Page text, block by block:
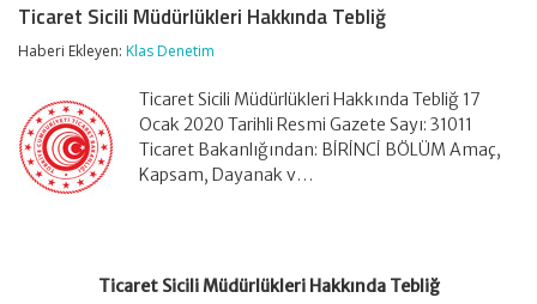
Müdürlükleri
Hakkında
Ticaret Sicili Müdürlükleri Hakkında Tebliğ
Haberi Ekleyen: Klas Denetim
Ticaret Sicili Müdürlükleri Hakkında Tebliğ 17
Ocak 2020 Tarihli Resmi Gazete Sayı: 31011
Ticaret Bakanlığından: BİRİNCİ BÖLÜM Amaç,
Kapsam, Dayanak v…
Ticaret Sicili Müdürlükleri Hakkında Tebliğ